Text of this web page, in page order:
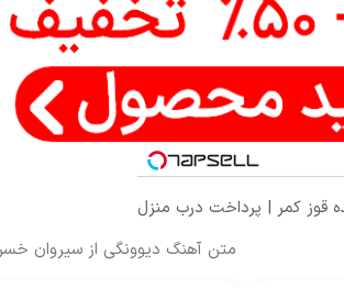
قوز کمر | پرداخت درب منزل
متن آهنگ دیوونگی از سیروان